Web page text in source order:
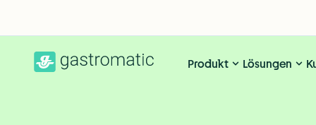
Produkt Lösungen